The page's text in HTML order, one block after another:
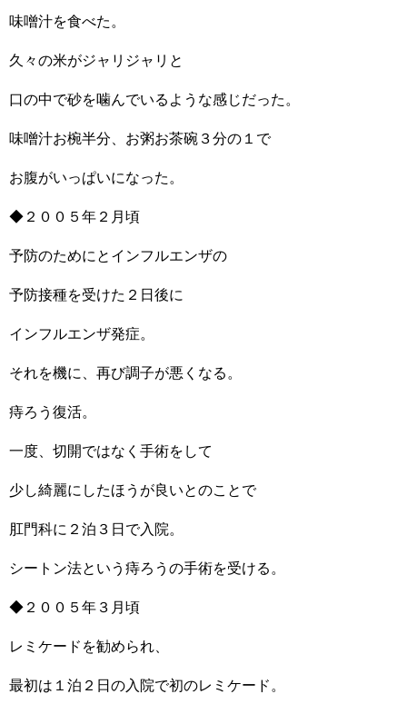
味噌汁を食べた。
久々の米がジャリジャリと
口の中で砂を噛んでいるような感じだった。
味噌汁お椀半分、お粥お茶碗３分の１で
お腹がいっぱいになった。
◆２００５年２月頃
予防のためにとインフルエンザの
予防接種を受けた２日後に
インフルエンザ発症。
それを機に、再び調子が悪くなる。
痔ろう復活。
一度、切開ではなく手術をして
少し綺麗にしたほうが良いとのことで
肛門科に２泊３日で入院。
シートン法という痔ろうの手術を受ける。
◆２００５年３月頃
レミケードを勧められ、
最初は１泊２日の入院で初のレミケード。